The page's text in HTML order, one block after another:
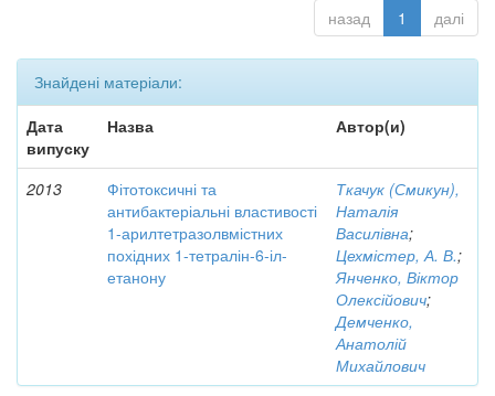
назад 1 далі
Знайдені матеріали:
Дата
випуску
Назва Автор(и)
2013
Фітотоксичні та
антибактеріальні властивості
1-арилтетразолвмістних
похідних 1-тетралін-6-іл-
етанону
Ткачук (Смикун),
Наталія
Василівна;
Цехмістер, А. В.;
Янченко, Віктор
Олексійович;
Демченко,
Анатолій
Михайлович